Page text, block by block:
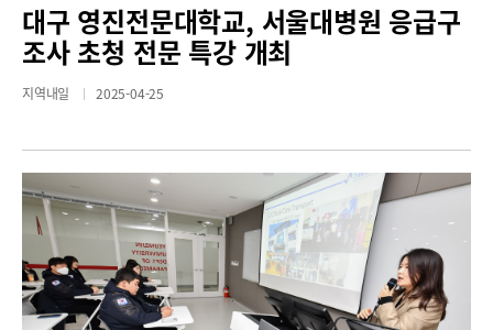
대구 영진전문대학교, 서울대병원 응급구
조사 초청 전문 특강 개최
지역내일 2025-04-25